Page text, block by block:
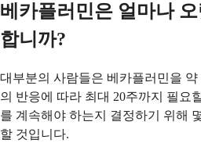
베카플러민은 얼마나
합니까?
대부분의 사람들은 베카플러민을 약
의 반응에 따라 최대 20주까지 필요
를 계속해야 하는지 결정하기 위해
할 것입니다.